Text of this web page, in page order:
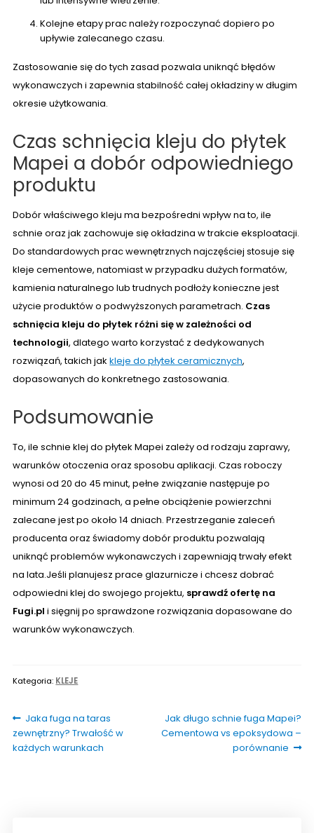
Kolejne etapy prac należy rozpoczynać dopiero po
upływie zalecanego czasu.
Zastosowanie się do tych zasad pozwala uniknąć błędów
wykonawczych i zapewnia stabilność całej okładziny w długim
okresie użytkowania.
Czas schnięcia kleju do płytek
Mapei a dobór odpowiedniego
produktu
Dobór właściwego kleju ma bezpośredni wpływ na to, ile
schnie oraz jak zachowuje się okładzina w trakcie eksploatacji.
Do standardowych prac wewnętrznych najczęściej stosuje się
kleje cementowe, natomiast w przypadku dużych formatów,
kamienia naturalnego lub trudnych podłoży konieczne jest
użycie produktów o podwyższonych parametrach. Czas
schnięcia kleju do płytek różni się w zależności od
technologii, dlatego warto korzystać z dedykowanych
rozwiązań, takich jakkleje do płytek ceramicznych,
dopasowanych do konkretnego zastosowania.
Podsumowanie
To, ile schnie klej do płytek Mapei zależy od rodzaju zaprawy,
warunków otoczenia oraz sposobu aplikacji. Czas roboczy
wynosi od 20 do 45 minut, pełne związanie następuje po
minimum 24 godzinach, a pełne obciążenie powierzchni
zalecane jest po około 14 dniach. Przestrzeganie zaleceń
producenta oraz świadomy dobór produktu pozwalają
uniknąć problemów wykonawczych i zapewniają trwały efekt
na lata.Jeśli planujesz prace glazurnicze i chcesz dobrać
odpowiedni klej do swojego projektu, sprawdź ofertę na
Fugi.pl i sięgnij po sprawdzone rozwiązania dopasowane do
warunków wykonawczych.
Kategoria: KLEJE
Nawigacja
wpisu
Poprzedni
wpis:
Jaka fuga na taras
zewnętrzny? Trwałość w
każdych warunkach
Następny
wpis:
Jak długo schnie fuga Mapei?
Cementowa vs epoksydowa –
porównanie